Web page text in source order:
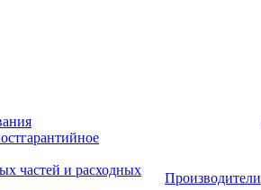
частей и расходных
Производители